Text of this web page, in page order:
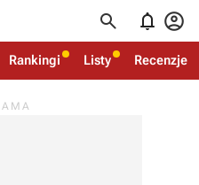
  
Rankingi Listy Recenzje